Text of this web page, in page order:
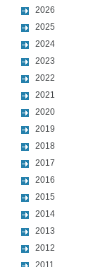
2026
2025
2024
2023
2022
2021
2020
2019
2018
2017
2016
2015
2014
2013
2012
2011